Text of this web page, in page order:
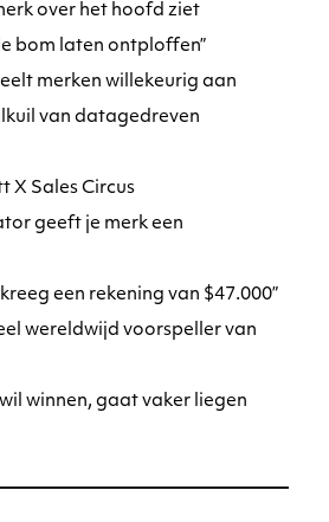
over het hoofd ziet
bom laten ontploffen”
merken willekeurig aan
van datagedreven
X Sales Circus
geeft je merk een
een rekening van $47.000”
wereldwijd voorspeller van
winnen, gaat vaker liegen